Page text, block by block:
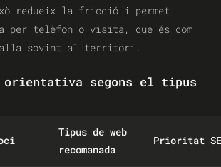
redueix la fricció i permet
per telèfon o visita, que és com
sovint al territori.
orientativa segons el tipus
Tipus de web
recomanada
Prioritat